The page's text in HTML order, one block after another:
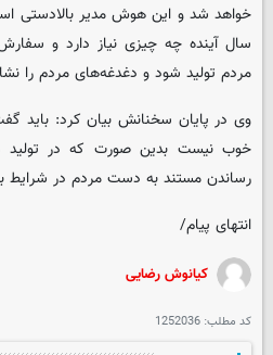
خواهد شد و این هوش مدیر بالادستی
سال آینده چه چیزی نیاز دارد و
مردم تولید شود و دغدغه‌های مردم را
وی در پایان سخنانش بیان کرد: باید
خوب نیست بدین صورت که در تولید
رساندن مستند به دست مردم در شرایط
انتهای پیام/
کیانوش رضایی
کد مطلب: 1252036